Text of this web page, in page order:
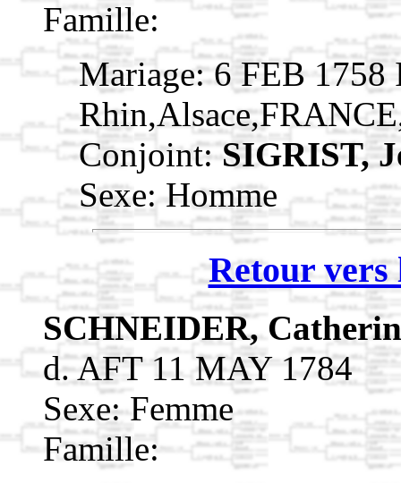
Famille:
Mariage: 6 FEB 1758
Conjoint: SIGRIST,
Sexe: Homme
Retour vers
SCHNEIDER,
d. AFT 11 MAY 1784
Sexe: Femme
Famille: